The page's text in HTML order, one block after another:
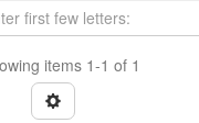
items 1-1 of 1